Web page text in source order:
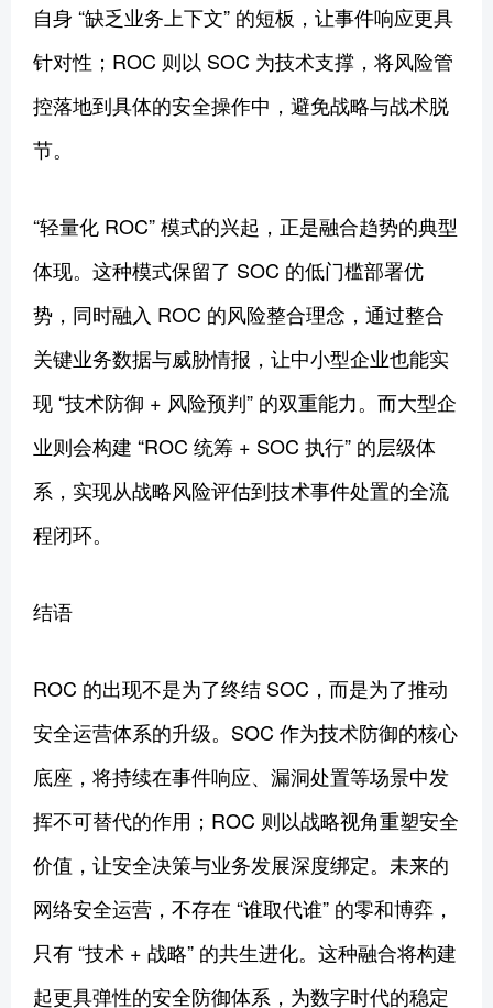
自身 “缺乏业务上下文” 的短板，让事件响应更具
针对性；ROC 则以 SOC 为技术支撑，将风险管
控落地到具体的安全操作中，避免战略与战术脱
节。
“轻量化 ROC” 模式的兴起，正是融合趋势的典型
体现。这种模式保留了 SOC 的低门槛部署优
势，同时融入 ROC 的风险整合理念，通过整合
关键业务数据与威胁情报，让中小型企业也能实
现 “技术防御 + 风险预判” 的双重能力。而大型企
业则会构建 “ROC 统筹 + SOC 执行” 的层级体
系，实现从战略风险评估到技术事件处置的全流
程闭环。
结语
ROC 的出现不是为了终结 SOC，而是为了推动
安全运营体系的升级。SOC 作为技术防御的核心
底座，将持续在事件响应、漏洞处置等场景中发
挥不可替代的作用；ROC 则以战略视角重塑安全
价值，让安全决策与业务发展深度绑定。未来的
网络安全运营，不存在 “谁取代谁” 的零和博弈，
只有 “技术 + 战略” 的共生进化。这种融合将构建
起更具弹性的安全防御体系，为数字时代的稳定